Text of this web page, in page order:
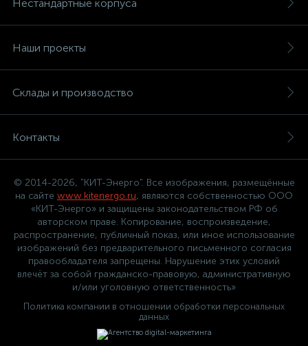
Нестандартные корпуса
Наши проекты
Склады и производство
Контакты
© 2014-2026, "КИТ-Энерго". Все изображения, размещённые
на сайте www.kitenergo.ru, являются собственностью ООО
«КИТ-Энерго» и защищены законодательством РФ об
авторском праве. Копирование, воспроизведение,
распространение, публичный показ, или иное использование
изображений без предварительного письменного согласия
правообладателя запрещены. Нарушение этих условий
влечёт за собой гражданско-правовую, административную
и/или уголовную ответственность»
Политика компании в отношении обработки персональных
данных